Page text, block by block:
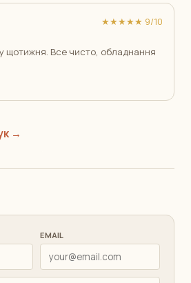
★★★★★ 9/10
щотижня. Все чисто, обладнання
→
EMAIL